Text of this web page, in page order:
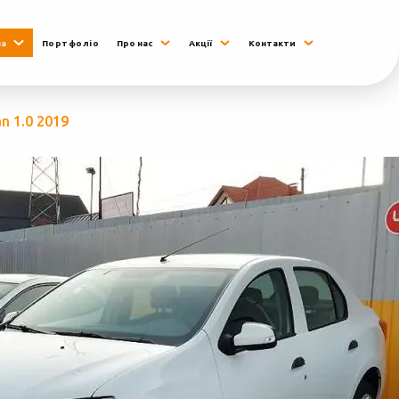
Портфоліо Про нас Акції Контакти
1.0 2019